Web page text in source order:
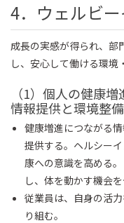
4．ウェルビ
成長の実感が得られ、部
し、安心して働ける環境
（1）個人の健康
情報提供と環境整備
健康増進につながる
提供する。ヘルシー
康への意識を高める
し、体を動かす機会を
従業員は、自身の活
り組む。